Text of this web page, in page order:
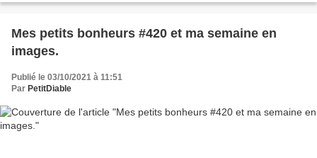
Mes petits bonheurs #420 et ma semaine en
images.
Publié le 03/10/2021 à 11:51
Par PetitDiable